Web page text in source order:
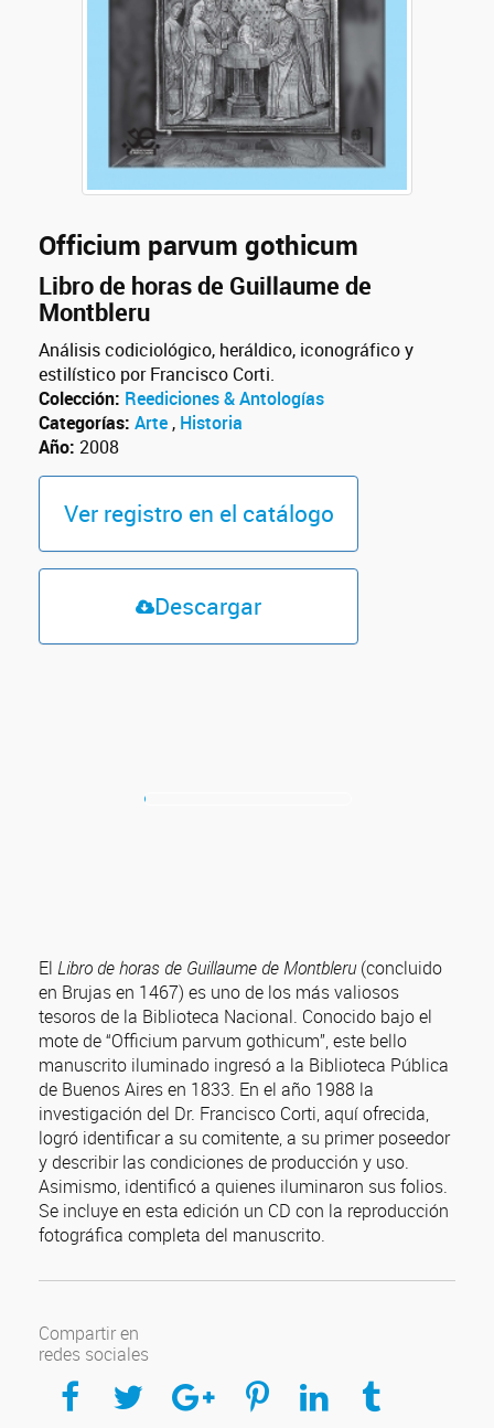
Officium parvum gothicum
Libro de horas de Guillaume de
Montbleru
Análisis codiciológico, heráldico, iconográfico y
estilístico por Francisco Corti.
Colección: Reediciones & Antologías
Categorías: Arte, Historia
Año: 2008
Ver registro en el catálogo
Descargar
El Libro de horas de Guillaume de Montbleru(concluido
en Brujas en 1467) es uno de los más valiosos
tesoros de la Biblioteca Nacional. Conocido bajo el
mote de “Officium parvum gothicum”, este bello
manuscrito iluminado ingresó a la Biblioteca Pública
de Buenos Aires en 1833. En el año 1988 la
investigación del Dr. Francisco Corti, aquí ofrecida,
logró identificar a su comitente, a su primer poseedor
y describir las condiciones de producción y uso.
Asimismo, identificó a quienes iluminaron sus folios.
Se incluye en esta edición un CD con la reproducción
fotográfica completa del manuscrito.
Compartir en
redes sociales
Compartir en Facebook Compartir en Twitter Compartir en Google Plus Compartir en Pinterest Compartir en Linkedin Compartir en Tumblr